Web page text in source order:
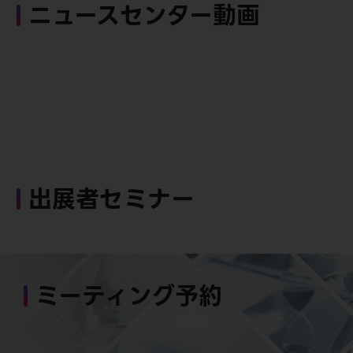
ニュースセンター動画
出展者セミナー
ミーティング予約